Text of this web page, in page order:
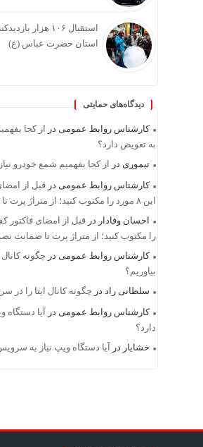
استقبال ۱۰۶ هزار
استان حضرت عباس (ع)
دیدگاه‌های حمایتی
کارشناس روابط عمومی در
از کجا
به تعویض دارد؟
تیموری در
از کجا بفهمیم شمع خودرو
کارشناس روابط عمومی در قبل از
این ۸ مورد را مکتوب کنید؛ از متراژ پرت تا ضمانت نصب
احسان وفادار در
را مکتوب کنید؛ از متراژ پرت تا ضمانت
کارشناس روابط عمومی در چگونه
بیاوریم؟
سلطانی راد در چگونه کانال ایتا را در
کارشناس روابط عمومی در
آیا
دارد؟
خشایار در آیا دستگاه ویپ نیاز به